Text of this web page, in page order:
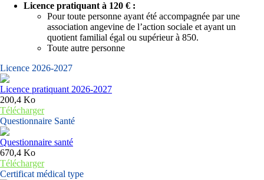
Licence pratiquant à 120 € :
Pour toute personne ayant été accompagnée par une
association angevine de l’action sociale et ayant un
quotient familial égal ou supérieur à 850.
Toute autre personne
Licence 2026-2027
Licence pratiquant 2026-2027
200,4 Ko
Télécharger
Questionnaire Santé
Questionnaire santé
670,4 Ko
Télécharger
Certificat médical type